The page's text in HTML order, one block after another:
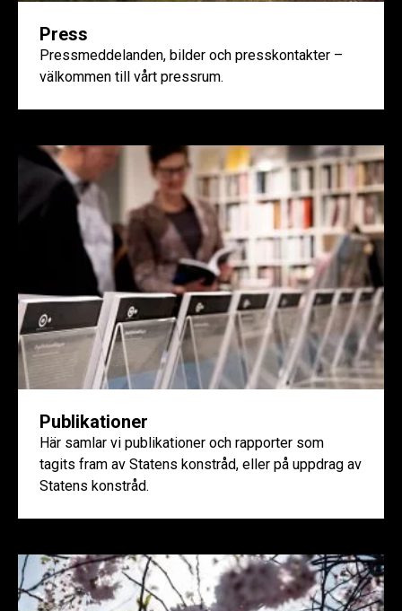
Press
Pressmeddelanden, bilder och presskontakter –
välkommen till vårt pressrum.
Publikationer
Här samlar vi publikationer och rapporter som
tagits fram av Statens konstråd, eller på uppdrag av
Statens konstråd.